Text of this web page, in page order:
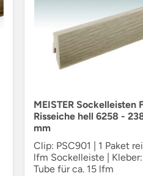
MEISTER Sockelleisten
Risseiche hell 6258 -
mm
Clip: PSC901 | 1 Paket
lfm Sockelleiste |
Tube für ca. 15 lfm